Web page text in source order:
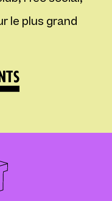
le plus grand